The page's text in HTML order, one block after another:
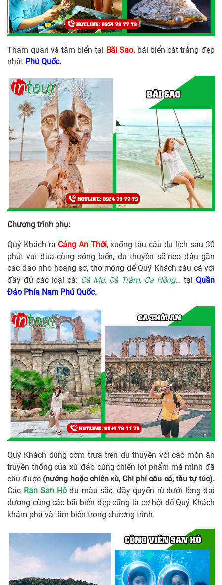
Tham quan và tắm biển tại Bãi Sao, bãi biển cát trắng đẹp
nhất Phú Quốc.
Chương trình phụ:
Quý Khách ra Cảng An Thới, xuống tàu câu du lịch sau 30
phút vui đùa cùng sóng biển, du thuyền sẽ neo đậu gần
các đảo nhỏ hoang sơ, thơ mộng để Quý Khách câu cá với
đầy đủ các loại cá: Cá Mú, Cá Tràm, Cá Hồng… tại Quần
Đảo Phía Nam Phú Quốc.
Quý Khách dùng cơm trưa trên du thuyền với các món ăn
truyền thống của xứ đảo cùng chiến lợi phẩm mà mình đã
câu được (nướng hoặc chiên xù, Chi phí câu cá, tàu tự túc).
Các Rạn San Hôđủ màu sắc, đầy quyến rũ dưới lòng đại
dương cùng các bãi biển đẹp cũng là cơ hội để Quý Khách
khám phá và tắm biển trong chương trình.